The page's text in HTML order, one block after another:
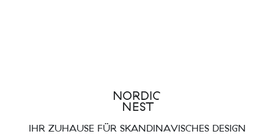
IHR ZUHAUSE FÜR SKANDINAVISCHES DESIGN